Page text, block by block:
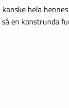
kanske hela
en konstrunda